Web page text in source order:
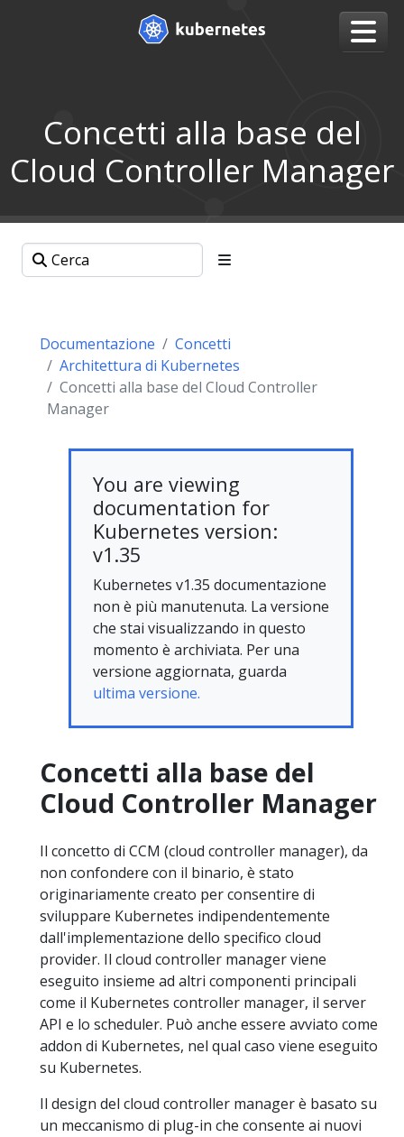
Concetti alla base del
Cloud Controller Manager
Documentazione
Concetti
Architettura di Kubernetes
Concetti alla base del Cloud Controller
Manager
You are viewing
documentation for
Kubernetes version:
v1.35
Kubernetes v1.35 documentazione
non è più manutenuta. La versione
che stai visualizzando in questo
momento è archiviata. Per una
versione aggiornata, guarda
ultima versione.
Concetti alla base del
Cloud Controller Manager
Il concetto di CCM (cloud controller manager), da
non confondere con il binario, è stato
originariamente creato per consentire di
sviluppare Kubernetes indipendentemente
dall'implementazione dello specifico cloud
provider. Il cloud controller manager viene
eseguito insieme ad altri componenti principali
come il Kubernetes controller manager, il server
API e lo scheduler. Può anche essere avviato come
addon di Kubernetes, nel qual caso viene eseguito
su Kubernetes.
Il design del cloud controller manager è basato su
un meccanismo di plug-in che consente ai nuovi